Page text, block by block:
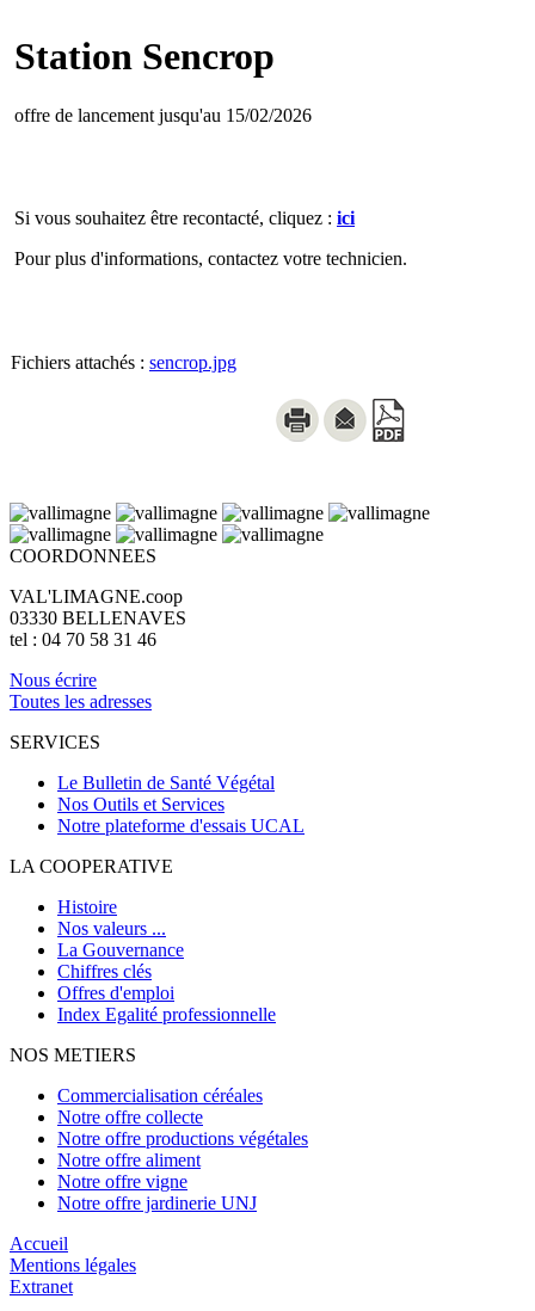
Station Sencrop
offre de lancement jusqu'au 15/02/2026
Si vous souhaitez être recontacté, cliquez : ici
Pour plus d'informations, contactez votre technicien.
Fichiers attachés : sencrop.jpg
COORDONNEES
VAL'LIMAGNE.coop
03330 BELLENAVES
tel : 04 70 58 31 46
Nous écrire
Toutes les adresses
SERVICES
Le Bulletin de Santé Végétal
Nos Outils et Services
Notre plateforme d'essais UCAL
LA COOPERATIVE
Histoire
Nos valeurs ...
La Gouvernance
Chiffres clés
Offres d'emploi
Index Egalité professionnelle
NOS METIERS
Commercialisation céréales
Notre offre collecte
Notre offre productions végétales
Notre offre aliment
Notre offre vigne
Notre offre jardinerie UNJ
Accueil
Mentions légales
Extranet